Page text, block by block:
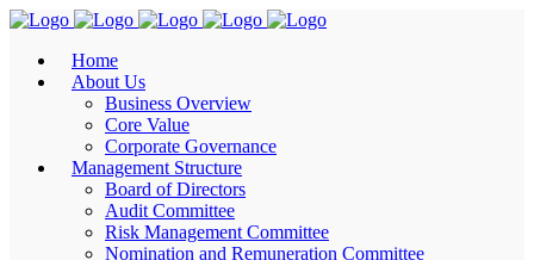
Home
About Us
Business Overview
Core Value
Corporate Governance
Management Structure
Board of Directors
Audit Committee
Risk Management Committee
Nomination and Remuneration Committee